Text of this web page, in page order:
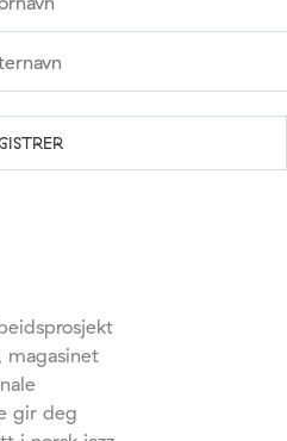
magasinet
gir deg